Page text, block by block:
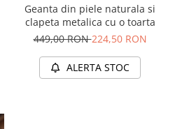
Geanta din piele naturala si
clapeta metalica cu o toarta
449,00 RON224,50 RON
ALERTA STOC